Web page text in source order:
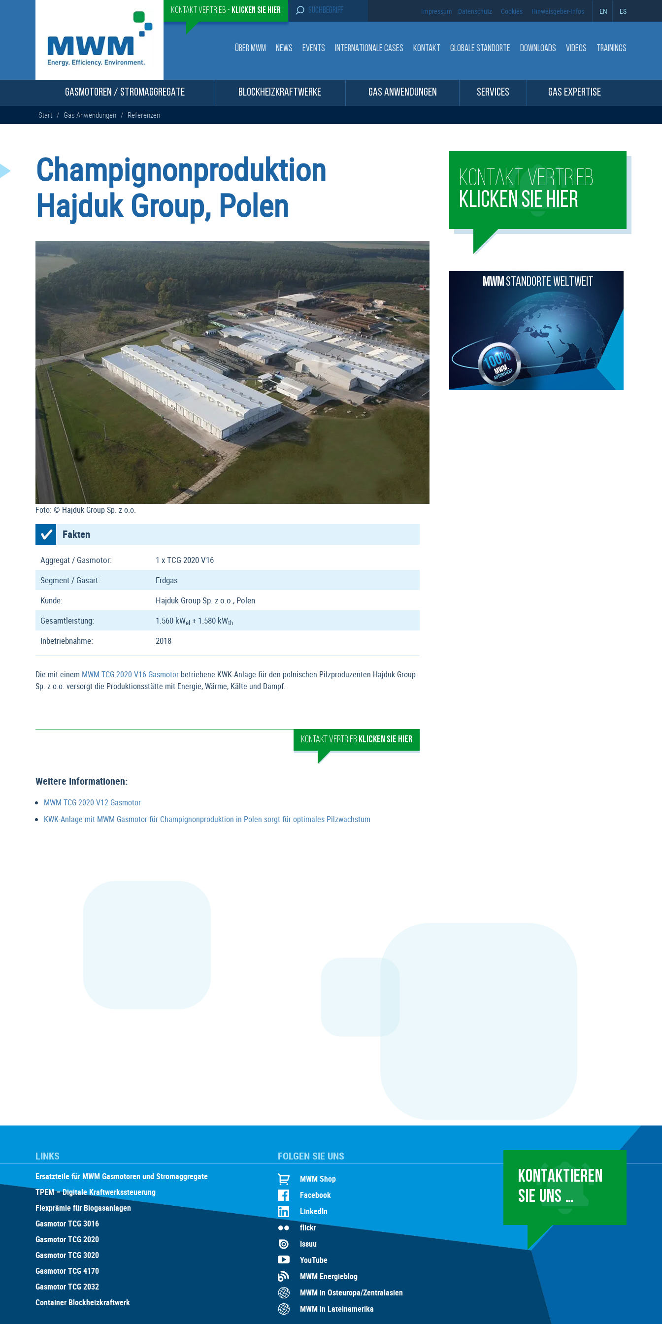
Kontakt Vertrieb - Klicken sie Hier
S
e
r
:
Impressum Datenschutz Cookies Hinweisgeber-Infos EN ES
ÜBER MWM NEWS EVENTS INTERNATIONALE CASES KONTAKT GLOBALE STANDORTE DOWNLOADS VIDEOS TRAININGS
GASMOTOREN / STROMAGGREGATE BLOCKHEIZKRAFTWERKE GAS ANWENDUNGEN SERVICES GAS EXPERTISE
Start / Gas Anwendungen / Referenzen
Champignonproduktion
Hajduk Group, Polen
Foto: © Hajduk Group Sp. z o.o.
Fakten
Aggregat / Gasmotor:
1 x TCG 2020 V16
Segment / Gasart:
Erdgas
Kunde:
Hajduk Group Sp. z o.o., Polen
Gesamtleistung:
1.560 kWel + 1.580 kWth
Inbetriebnahme: 2018
Die mit einem MWM TCG 2020 V16 Gasmotor betriebene KWK-Anlage für den polnischen Pilzproduzenten Hajduk Group
Sp. z o.o. versorgt die Produktionsstätte mit Energie, Wärme, Kälte und Dampf.
KONTAKT VERTRIEB KLICKEN SIE HIER
Weitere Informationen:
MWM TCG 2020 V12 Gasmotor
KWK-Anlage mit MWM Gasmotor für Champignonproduktion in Polen sorgt für optimales Pilzwachstum
KONTAKT VERTRIEB
KLICKEN SIE HIER
MWMSTANDORTE WELTWEIT
LINKS
Ersatzteile für MWM Gasmotoren und Stromaggregate
TPEM – Digitale Kraftwerkssteuerung
Flexprämie für Biogasanlagen
Gasmotor TCG 3016
Gasmotor TCG 2020
Gasmotor TCG 3020
Gasmotor TCG 4170
Gasmotor TCG 2032
Container Blockheizkraftwerk
FOLGEN SIE UNS
MWM Shop
Facebook
LinkedIn
flickr
Issuu
YouTube
MWM Energieblog
MWM in Osteuropa/Zentralasien
MWM in Lateinamerika
KONTAKTIEREN
SIE UNS …